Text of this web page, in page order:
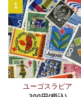
1
ユーゴスラビア